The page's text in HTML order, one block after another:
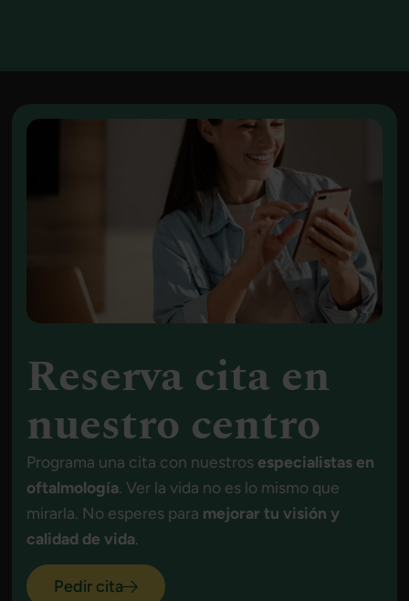
Reserva cita en
nuestro centro
Programa una cita con nuestros especialistas en
oftalmología. Ver la vida no es lo mismo que
mirarla. No esperes para mejorar tu visión y
calidad de vida.
Pedir cita